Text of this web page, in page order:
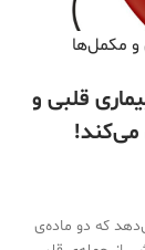
و مکمل‌ها
قلبی و
می‌کند!
که دو ماده‌ی